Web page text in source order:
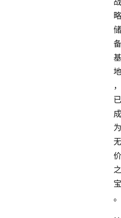
略
储
备
基
地
，
已
成
为
无
价
之
宝
。